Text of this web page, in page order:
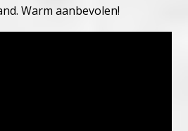
Warm aanbevolen!